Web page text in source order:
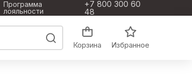
Программа
лояльности
+7 800 300 60
48
Корзина Избранное